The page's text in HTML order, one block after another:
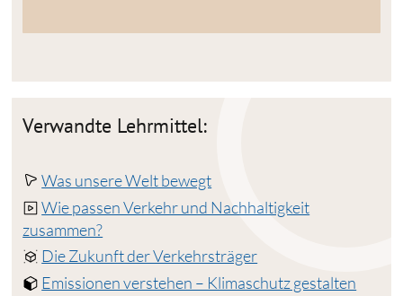
Verwandte Lehrmittel:
Was unsere Welt bewegt
Wie passen Verkehr und Nachhaltigkeit
zusammen?
Die Zukunft der Verkehrsträger
Emissionen verstehen – Klimaschutz gestalten